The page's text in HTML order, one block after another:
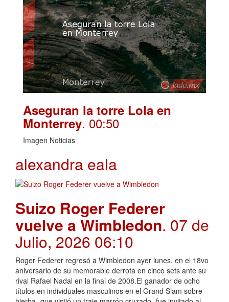
Aseguran la torre Lola en
Monterrey. 00:50
Imagen Noticias
alexandra eala
Suizo Roger Federer
vuelve a Wimbledon. 07 de
Julio, 2026 06:10
Roger Federer regresó a Wimbledon ayer lunes, en el 18vo
aniversario de su memorable derrota en cinco sets ante su
rival Rafael Nadal en la final de 2008.El ganador de ocho
títulos en individuales masculinos en el Grand Slam sobre